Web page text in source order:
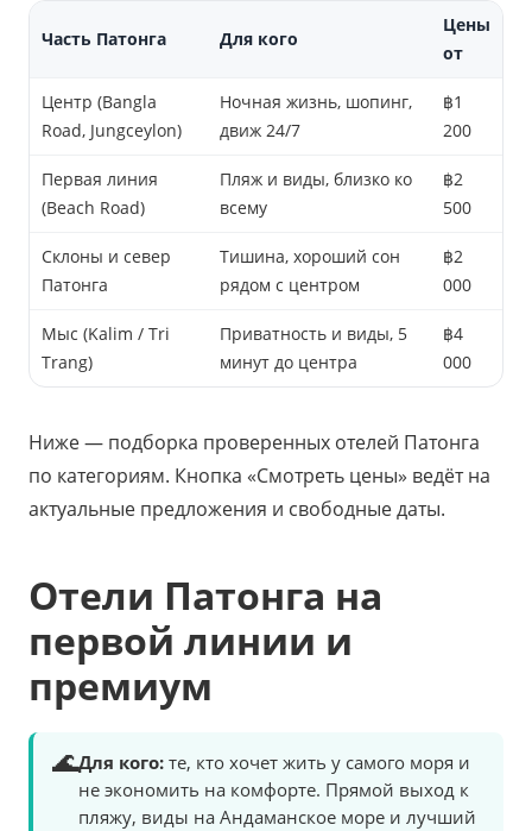
Часть Патонга Для кого
Цены
от
Центр (Bangla
Road, Jungceylon)
Ночная жизнь, шопинг,
движ 24/7
฿1
200
Первая линия
(Beach Road)
Пляж и виды, близко ко
всему
฿2
500
Склоны и север
Патонга
Тишина, хороший сон
рядом с центром
฿2
000
Мыс (Kalim / Tri
Trang)
Приватность и виды, 5
минут до центра
฿4
000
Ниже — подборка проверенных отелей Патонга
по категориям. Кнопка «Смотреть цены» ведёт на
актуальные предложения и свободные даты.
Отели Патонга на
первой линии и
премиум
🌊Для кого: те, кто хочет жить у самого моря и
не экономить на комфорте. Прямой выход к
пляжу, виды на Андаманское море и лучший